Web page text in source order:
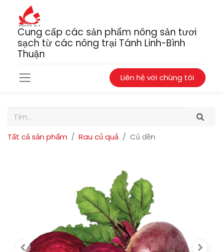
Cung cấp các sản phẩm nông sản tươi
sạch từ các nông trại Tánh Linh-Bình
Thuận
Liên hệ với chúng tôi
Tất cả sản phẩm Rau củ quả Củ dền